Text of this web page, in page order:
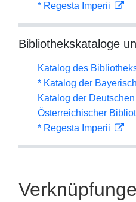
* Regesta Imperii
Bibliothekskataloge
Katalog des
* Katalog der
Katalog der
Österreichischer
* Regesta Imperii